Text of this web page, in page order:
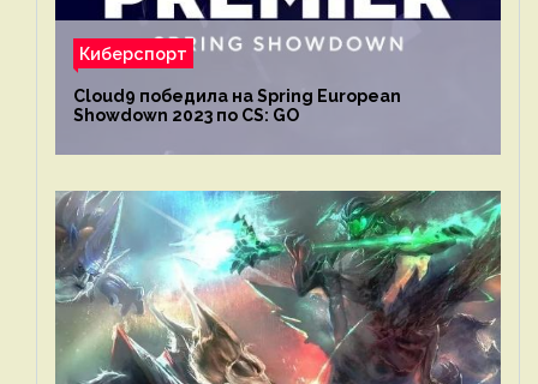
Киберспорт
Cloud9 победила на Spring European
Showdown 2023 по CS: GO